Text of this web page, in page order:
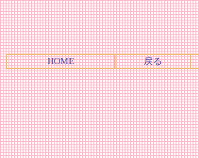
HOME 戻る